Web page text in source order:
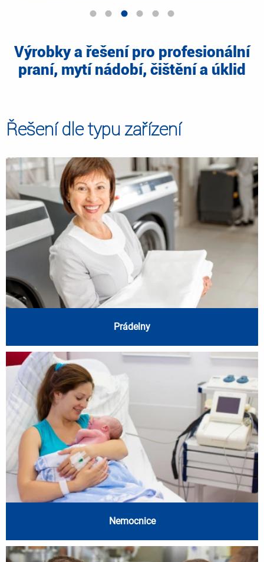
Výrobky a řešení pro profesionální
praní, mytí nádobí, čištění a úklid
Řešení dle typu zařízení
Prádelny
Nemocnice